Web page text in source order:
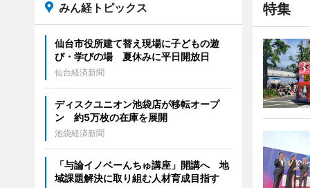
特集
みん経トピックス
仙台市役所建て替え現場に子どもの遊
び・学びの場 夏休みに平日開放日
仙台経済新聞
ディスクユニオン池袋店が移転オープ
ン 約5万枚の在庫を展開
池袋経済新聞
「与論イノベーんちゅ講座」開講へ 地
域課題解決に取り組む人材育成目指す